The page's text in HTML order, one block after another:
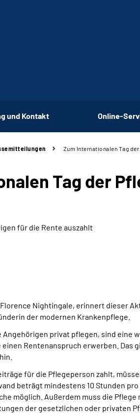
und Kontakt Online-
Zum Internationalen Tag
Tag der
für die Rente auszahlt
Florence Nightingale, erinnert dieser
der modernen Krankenpflege.
Angehörigen privat pflegen, sind
Rentenanspruch erwerben.
für die Pflegeperson zahlt,
beträgt mindestens 10 Stunden
möglich. Außerdem muss die
der gesetzlichen oder privaten